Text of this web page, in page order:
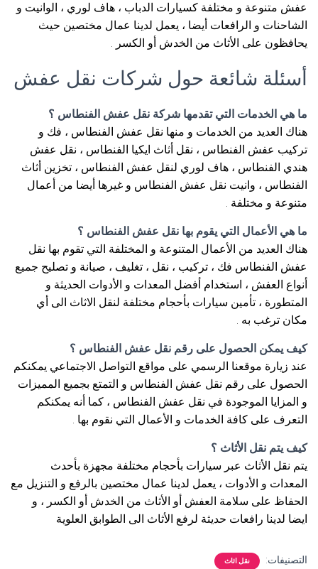
عفش متنوعة و مختلفة كسيارات الدباب ، هاف لوري ، الوانيت و
الشاحنات و الرافعات أيضا ، يعمل لدينا عمال مختصين حيث
يحافظون على الأثاث من الخدش أو الكسر .
أسئلة شائعة حول شركات نقل عفش
ما هي الخدمات التي تقدمها شركة نقل عفش الفنطاس ؟
هناك العديد من الخدمات و منها نقل عفش الفنطاس ، فك و
تركيب عفش الفنطاس ، نقل أثاث ايكيا الفنطاس ، نقل عفش
هندي الفنطاس ، هاف لوري لنقل عفش الفنطاس ، تخزين أثاث
الفنطاس ، وانيت نقل عفش الفنطاس و غيرها أيضا من أعمال
متنوعة و مختلفة .
ما هي الأعمال التي يقوم بها نقل عفش الفنطاس ؟
هناك العديد من الأعمال المتنوعة و المختلفة التي تقوم بها نقل
عفش الفنطاس فك ، تركيب ، نقل ، تغليف ، صيانة و تصليح جميع
أنواع العفش ، استخدام أفضل المعدات و الأدوات الحديثة و
المتطورة ، تأمين سيارات بأحجام مختلفة لنقل الاثاث الى أي
مكان ترغب به .
كيف يمكن الحصول على رقم نقل عفش الفنطاس ؟
عند زيارة موقعنا الرسمي على مواقع التواصل الاجتماعي يمكنكم
الحصول على رقم نقل عفش الفنطاس و التمتع بجميع المميزات
و المزايا الموجودة في نقل عفش الفنطاس ، كما أنه يمكنكم
التعرف على كافة الخدمات و الأعمال التي نقوم بها .
كيف يتم نقل الأثاث ؟
يتم نقل الأثاث عبر سيارات بأحجام مختلفة مجهزة بأحدث
المعدات و الأدوات ، يعمل لدينا عمال مختصين بالرفع و التنزيل مع
الحفاظ على سلامة العفش أو الأثاث من الخدش أو الكسر ، و
ايضا لدينا رافعات حديثة لرفع الأثاث الى الطوابق العلوية
التصنيفات: نقل اثاث